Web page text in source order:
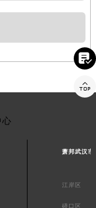
心
萧邦武汉市
江岸区
硚口区

